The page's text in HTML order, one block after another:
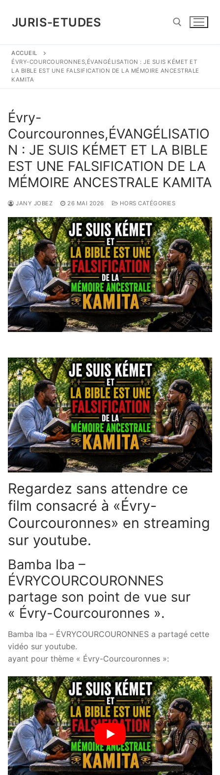
contenu
JURIS-ETUDES
Rechercher :
ACCUEIL
ÉVRY-COURCOURONNES,ÉVANGÉLISATION : JE SUIS KÉMET ET
LA BIBLE EST UNE FALSIFICATION DE LA MÉMOIRE ANCESTRALE
KAMITA
Évry-
Courcouronnes,ÉVANGÉLISATIO
N : JE SUIS KÉMET ET LA BIBLE
EST UNE FALSIFICATION DE LA
MÉMOIRE ANCESTRALE KAMITA
JANY JOBEZ 26 MAI 2026 HORS CATÉGORIES
Regardez sans attendre ce
film consacré à «Évry-
Courcouronnes» en streaming
sur youtube.
Bamba Iba –
ÉVRYCOURCOURONNES
partage son point de vue sur
« Évry-Courcouronnes ».
Bamba Iba – ÉVRYCOURCOURONNES a partagé cette
vidéo sur youtube.
ayant pour thème « Évry-Courcouronnes »: